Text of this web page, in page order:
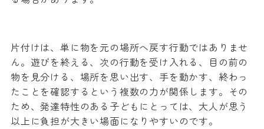
片付けは、単に物を元の場所へ戻す行動ではありませ
ん。遊びを終える、次の行動を受け入れる、目の前の
物を見分ける、場所を思い出す、手を動かす、終わっ
たことを確認するという複数の力が関係します。その
ため、発達特性のある子どもにとっては、大人が思う
以上に負担が大きい場面になりやすいのです。